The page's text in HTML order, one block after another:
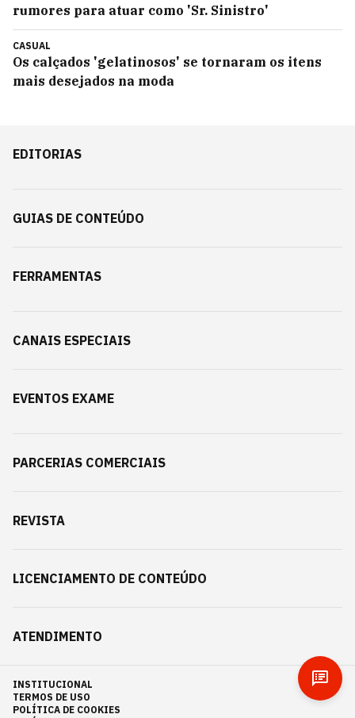
rumores para atuar como 'Sr. Sinistro'
CASUAL
Os calçados 'gelatinosos' se tornaram os itens
mais desejados na moda
EDITORIAS
GUIAS DE CONTEÚDO
FERRAMENTAS
CANAIS ESPECIAIS
EVENTOS EXAME
PARCERIAS COMERCIAIS
REVISTA
LICENCIAMENTO DE CONTEÚDO
ATENDIMENTO
INSTITUCIONAL
TERMOS DE USO
POLÍTICA DE COOKIES